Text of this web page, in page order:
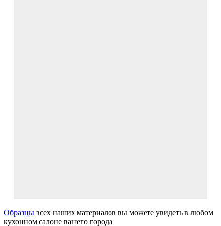
Образцы всех наших материалов вы можете увидеть в любом
кухонном салоне вашего города